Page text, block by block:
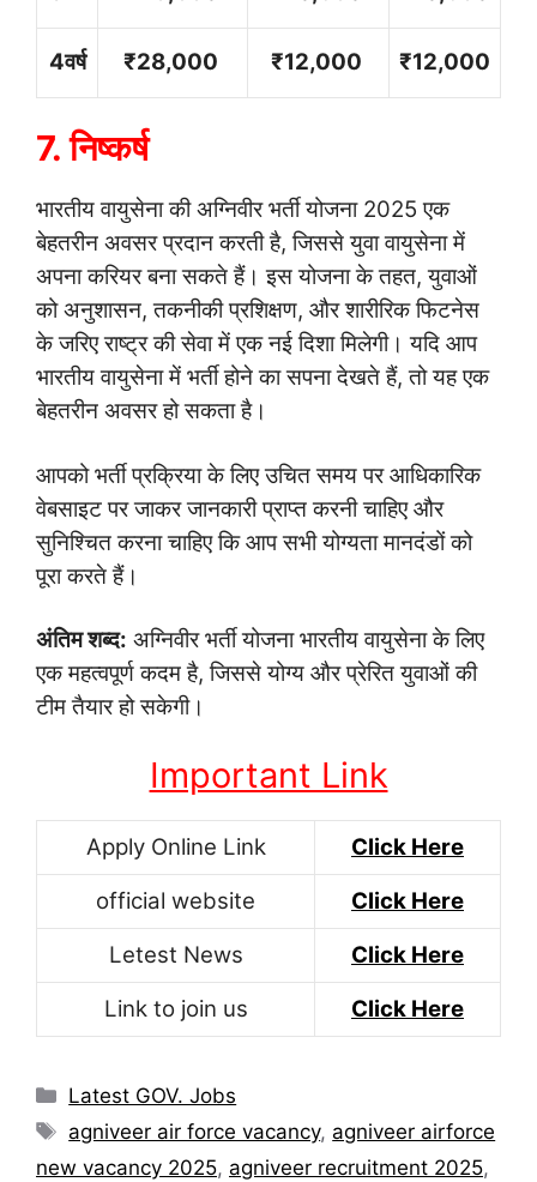
4वर्ष ₹28,000 ₹12,000 ₹12,000
7. निष्कर्ष
भारतीय वायुसेना की अग्निवीर भर्ती योजना 2025 एक
बेहतरीन अवसर प्रदान करती है, जिससे युवा वायुसेना में
अपना करियर बना सकते हैं। इस योजना के तहत, युवाओं
को अनुशासन, तकनीकी प्रशिक्षण, और शारीरिक फिटनेस
के जरिए राष्ट्र की सेवा में एक नई दिशा मिलेगी। यदि आप
भारतीय वायुसेना में भर्ती होने का सपना देखते हैं, तो यह एक
बेहतरीन अवसर हो सकता है।
आपको भर्ती प्रक्रिया के लिए उचित समय पर आधिकारिक
वेबसाइट पर जाकर जानकारी प्राप्त करनी चाहिए और
सुनिश्चित करना चाहिए कि आप सभी योग्यता मानदंडों को
पूरा करते हैं।
अंतिम शब्द: अग्निवीर भर्ती योजना भारतीय वायुसेना के लिए
एक महत्वपूर्ण कदम है, जिससे योग्य और प्रेरित युवाओं की
टीम तैयार हो सकेगी।
Important Link
Apply Online Link
Click Here
official website
Click Here
Letest News
Click Here
Link to join us
Click Here
Categories
Latest GOV. Jobs
Tags
agniveer air force vacancy, agniveer airforce
new vacancy 2025, agniveer recruitment 2025,